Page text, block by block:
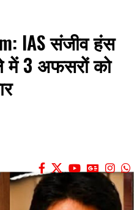
IAS संजीव हंस
में 3 अफसरों को